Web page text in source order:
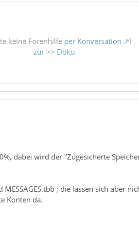
keine Forenhilfe per Konversation
!
zur >> Doku
dabei wird der "Zugesicherte
; die lassen sich aber
Konten da.